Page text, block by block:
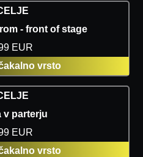
- front of stage
EUR
vrsto
v parterju
EUR
vrsto